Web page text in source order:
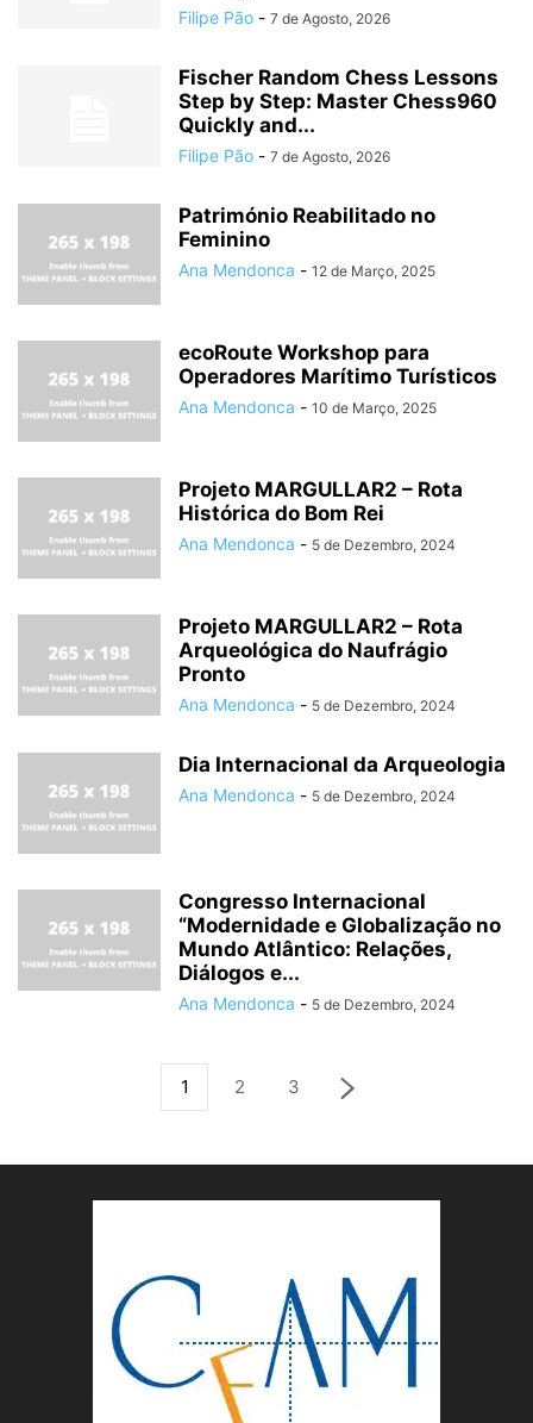
Filipe Pão - 7 de Agosto, 2026
Fischer Random Chess Lessons
Step by Step: Master Chess960
Quickly and...
Filipe Pão - 7 de Agosto, 2026
Património Reabilitado no
Feminino
Ana Mendonca - 12 de Março, 2025
ecoRoute Workshop para
Operadores Marítimo Turísticos
Ana Mendonca - 10 de Março, 2025
Projeto MARGULLAR2 – Rota
Histórica do Bom Rei
Ana Mendonca - 5 de Dezembro, 2024
Projeto MARGULLAR2 – Rota
Arqueológica do Naufrágio
Pronto
Ana Mendonca - 5 de Dezembro, 2024
Dia Internacional da Arqueologia
Ana Mendonca - 5 de Dezembro, 2024
Congresso Internacional
“Modernidade e Globalização no
Mundo Atlântico: Relações,
Diálogos e...
Ana Mendonca - 5 de Dezembro, 2024
1 2 3